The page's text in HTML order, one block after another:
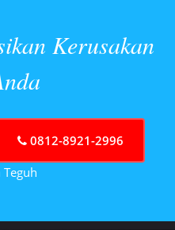
Kerusakan
0812-8921-2996
Teguh